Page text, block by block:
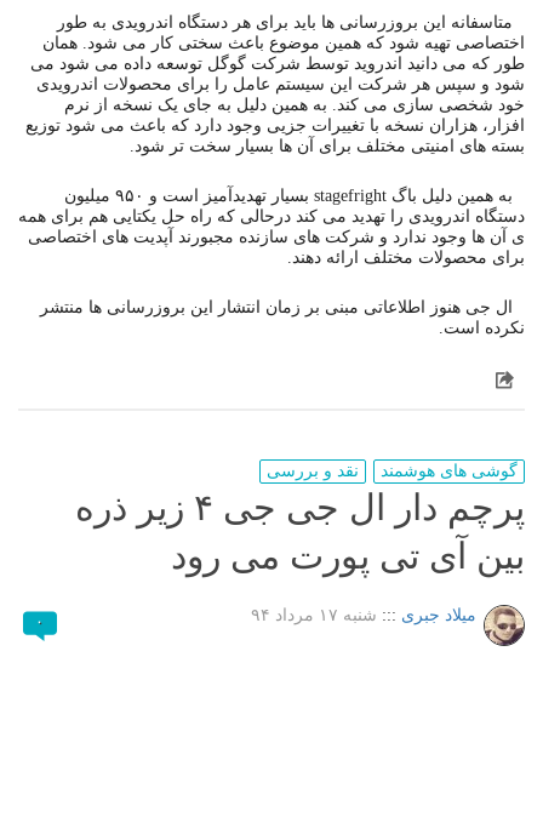
متاسفانه این بروزرسانی ها باید برای هر دستگاه اندرویدی به طور
اختصاصی تهیه شود که همین موضوع باعث سختی کار می شود. همان
طور که می دانید اندروید توسط شرکت گوگل توسعه داده می شود می
شود و سپس هر شرکت این سیستم عامل را برای محصولات اندرویدی
خود شخصی سازی می کند. به همین دلیل به جای یک نسخه از نرم
افزار، هزاران نسخه با تغییرات جزیی وجود دارد که باعث می شود توزیع
بسته های امنیتی مختلف برای آن ها بسیار سخت تر شود.
به همین دلیل باگ stagefright بسیار تهدیدآمیز است و ۹۵۰ میلیون
دستگاه اندرویدی را تهدید می کند درحالی که راه حل یکتایی هم برای همه
ی آن ها وجود ندارد و شرکت های سازنده مجبورند آپدیت های اختصاصی
برای محصولات مختلف ارائه دهند.
ال جی هنوز اطلاعاتی مبنی بر زمان انتشار این بروزرسانی ها منتشر
نکرده است.
گوشی های هوشمند نقد و بررسی
پرچم دار ال جی جی ۴ زیر ذره
بین آی تی پورت می رود
میلاد جبری ::: شنبه ۱۷ مرداد ۹۴ ۰